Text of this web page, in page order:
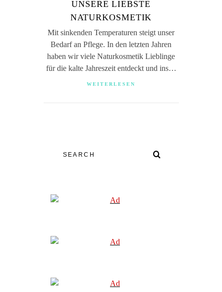
UNSERE LIEBSTE
NATURKOSMETIK
Mit sinkenden Temperaturen steigt unser
Bedarf an Pflege. In den letzten Jahren
haben wir viele Naturkosmetik Lieblinge
für die kalte Jahreszeit entdeckt und ins…
WEITERLESEN